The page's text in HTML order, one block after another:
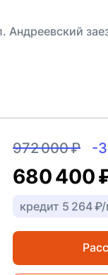
Андреевский
972 000 ₽ -
680 400
кредит 5 264